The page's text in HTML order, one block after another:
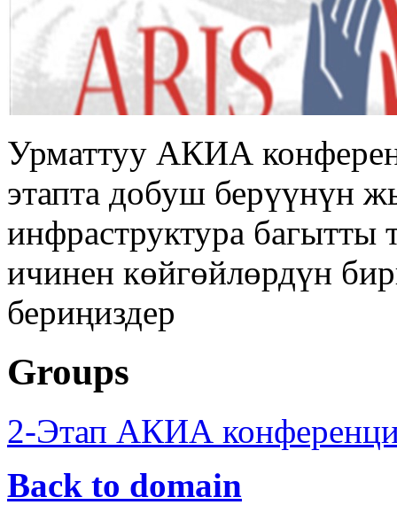
Урматтуу АКИА
этапта добуш берүүнүн
инфраструктура багытты
ичинен көйгөйлөрдүн
бериңиздер
Groups
2-Этап АКИА
Back to domain